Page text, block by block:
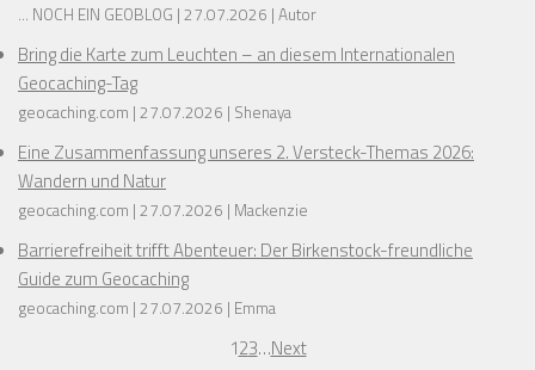
... NOCH EIN GEOBLOG 27.07.2026 Autor
Bring die Karte zum Leuchten – an diesem Internationalen
Geocaching-Tag
geocaching.com 27.07.2026 Shenaya
Eine Zusammenfassung unseres 2. Versteck-Themas 2026:
Wandern und Natur
geocaching.com 27.07.2026 Mackenzie
Barrierefreiheit trifft Abenteuer: Der Birkenstock-freundliche
Guide zum Geocaching
geocaching.com 27.07.2026 Emma
123…Next